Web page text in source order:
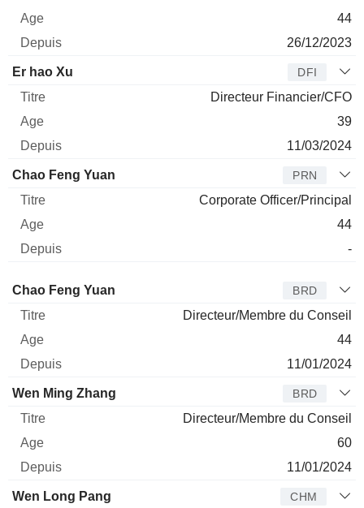
44
26/12/2023
Er hao Xu DFI
Directeur Financier/CFO
39
11/03/2024
Chao Feng Yuan PRN
Corporate Officer/Principal
44
-
Administrateur Titre
Chao Feng Yuan BRD
Directeur/Membre du Conseil
44
11/01/2024
Wen Ming Zhang BRD
Directeur/Membre du Conseil
60
11/01/2024
Wen Long Pang CHM